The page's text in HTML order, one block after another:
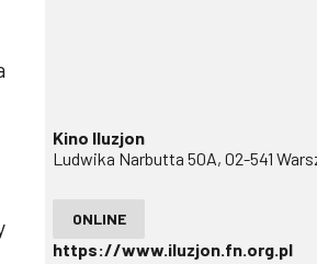
Kino Iluzjon
Ludwika Narbutta 50A, 02-541
ONLINE
https://www.iluzjon.fn.org.pl